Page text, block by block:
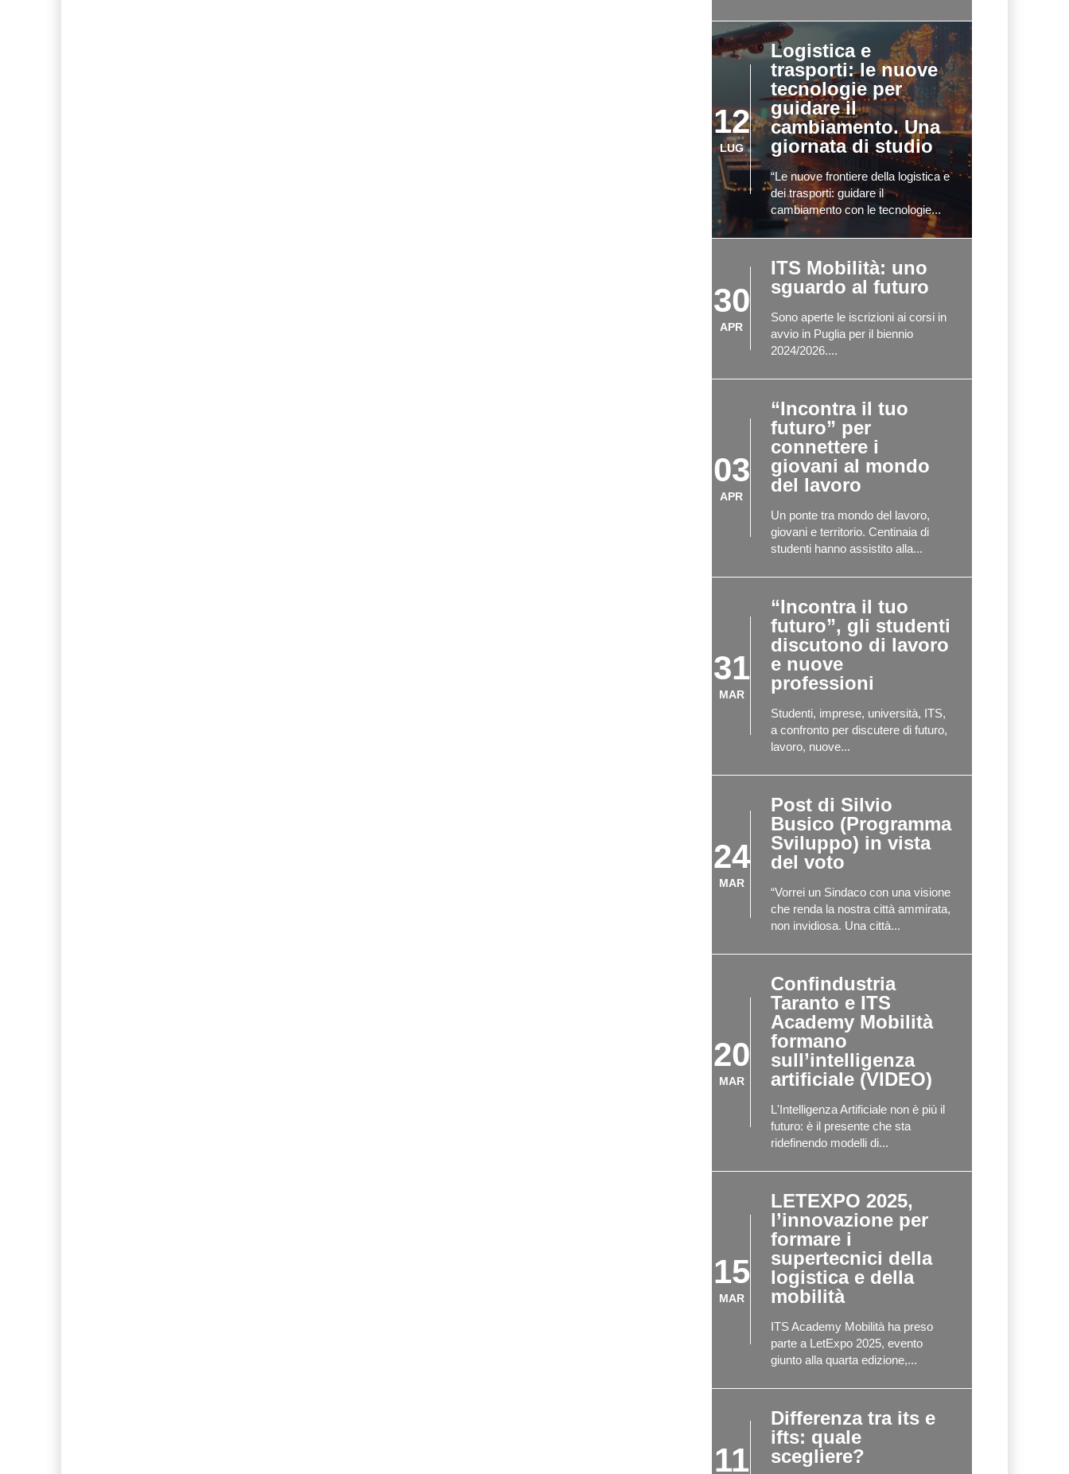
12
LUG
Logistica e
trasporti: le nuove
tecnologie per
guidare il
cambiamento. Una
giornata di studio
“Le nuove frontiere della logistica e
dei trasporti: guidare il
cambiamento con le tecnologie...
30
APR
ITS Mobilità: uno
sguardo al futuro
Sono aperte le iscrizioni ai corsi in
avvio in Puglia per il biennio
2024/2026....
03
APR
“Incontra il tuo
futuro” per
connettere i
giovani al mondo
del lavoro
Un ponte tra mondo del lavoro,
giovani e territorio. Centinaia di
studenti hanno assistito alla...
31
MAR
“Incontra il tuo
futuro”, gli studenti
discutono di lavoro
e nuove
professioni
Studenti, imprese, università, ITS,
a confronto per discutere di futuro,
lavoro, nuove...
24
MAR
Post di Silvio
Busico (Programma
Sviluppo) in vista
del voto
“Vorrei un Sindaco con una visione
che renda la nostra città ammirata,
non invidiosa. Una città...
20
MAR
Confindustria
Taranto e ITS
Academy Mobilità
formano
sull’intelligenza
artificiale (VIDEO)
L'Intelligenza Artificiale non è più il
futuro: è il presente che sta
ridefinendo modelli di...
15
MAR
LETEXPO 2025,
l’innovazione per
formare i
supertecnici della
logistica e della
mobilità
ITS Academy Mobilità ha preso
parte a LetExpo 2025, evento
giunto alla quarta edizione,...
11
Differenza tra its e
ifts: quale
scegliere?